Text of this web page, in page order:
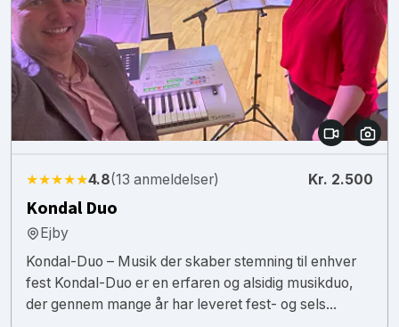
★★★★★4.8(13 anmeldelser) Kr. 2.500
Kondal Duo
Ejby
Kondal-Duo – Musik der skaber stemning til enhver
fest Kondal-Duo er en erfaren og alsidig musikduo,
der gennem mange år har leveret fest- og sels...